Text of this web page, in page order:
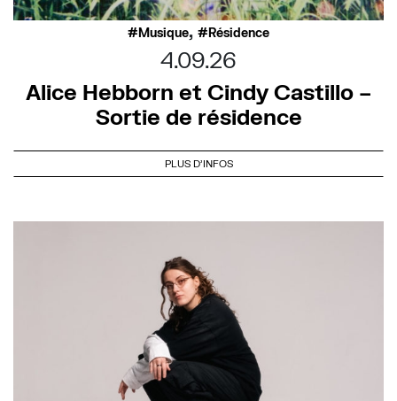
Musique, Résidence
4.09.26
Alice Hebborn et Cindy Castillo –
Sortie de résidence
PLUS D'INFOS